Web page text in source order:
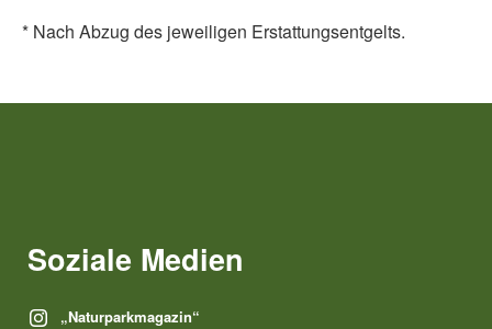
* Nach Abzug des jeweiligen Erstattungsentgelts.
Soziale Medien
„Naturparkmagazin“